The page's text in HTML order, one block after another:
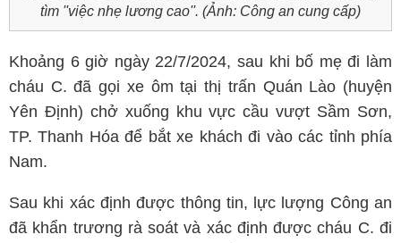
tìm ''việc nhẹ lương cao''. (Ảnh: Công an cung cấp)
Khoảng 6 giờ ngày 22/7/2024, sau khi bố mẹ đi làm
cháu C. đã gọi xe ôm tại thị trấn Quán Lào (huyện
Yên Định) chở xuống khu vực cầu vượt Sầm Sơn,
TP. Thanh Hóa để bắt xe khách đi vào các tỉnh phía
Nam.
Sau khi xác định được thông tin, lực lượng Công an
đã khẩn trương rà soát và xác định được cháu C. đi